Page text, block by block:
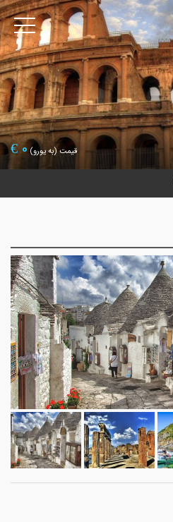
قیمت (به یورو) 0
€